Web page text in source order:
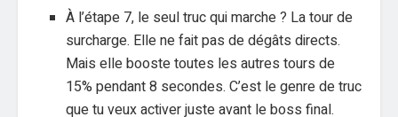
À l’étape 7, le seul truc qui marche ? La tour de
surcharge. Elle ne fait pas de dégâts directs.
Mais elle booste toutes les autres tours de
15% pendant 8 secondes. C’est le genre de truc
que tu veux activer juste avant le boss final.